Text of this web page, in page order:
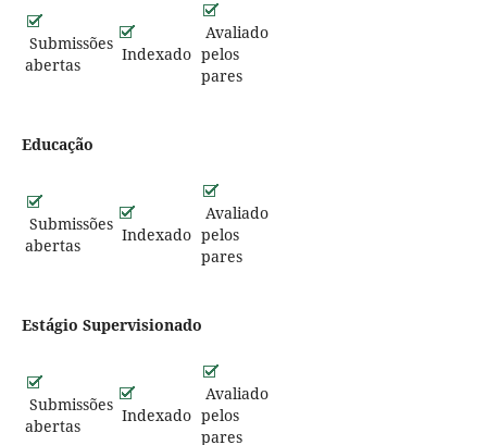
Submissões
abertas
Indexado
Avaliado
pelos
pares
Educação
Submissões
abertas
Indexado
Avaliado
pelos
pares
Estágio Supervisionado
Submissões
abertas
Indexado
Avaliado
pelos
pares